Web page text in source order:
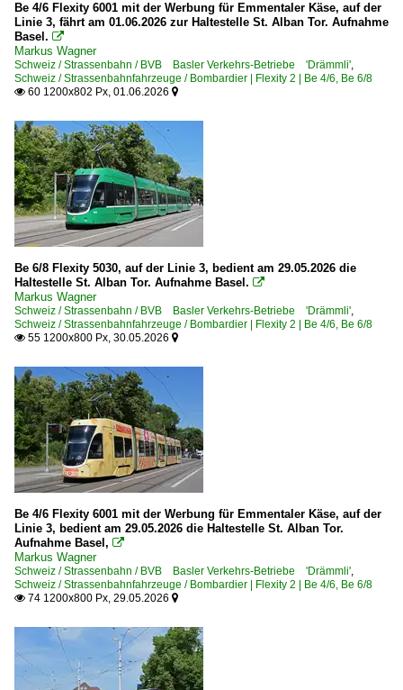
Be 4/6 Flexity 6001 mit der Werbung für Emmentaler Käse, auf der
Linie 3, fährt am 01.06.2026 zur Haltestelle St. Alban Tor. Aufnahme
Basel. 
Markus Wagner
Schweiz / Strassenbahn / BVB Basler Verkehrs-Betriebe 'Drämmli',
Schweiz / Strassenbahnfahrzeuge / Bombardier | Flexity 2 | Be 4/6, Be 6/8
 60 1200x802 Px, 01.06.2026 
Be 6/8 Flexity 5030, auf der Linie 3, bedient am 29.05.2026 die
Haltestelle St. Alban Tor. Aufnahme Basel. 
Markus Wagner
Schweiz / Strassenbahn / BVB Basler Verkehrs-Betriebe 'Drämmli',
Schweiz / Strassenbahnfahrzeuge / Bombardier | Flexity 2 | Be 4/6, Be 6/8
 55 1200x800 Px, 30.05.2026 
Be 4/6 Flexity 6001 mit der Werbung für Emmentaler Käse, auf der
Linie 3, bedient am 29.05.2026 die Haltestelle St. Alban Tor.
Aufnahme Basel, 
Markus Wagner
Schweiz / Strassenbahn / BVB Basler Verkehrs-Betriebe 'Drämmli',
Schweiz / Strassenbahnfahrzeuge / Bombardier | Flexity 2 | Be 4/6, Be 6/8
 74 1200x800 Px, 29.05.2026 